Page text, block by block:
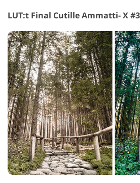
LUT:t Final Cutille Ammatti- X